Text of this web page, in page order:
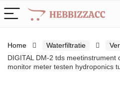
Home Waterfiltratie
DIGITAL DM-2 tds meetinstrument
monitor meter testen hydroponics